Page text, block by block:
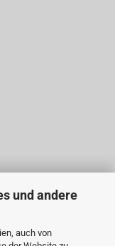
und andere
auch von